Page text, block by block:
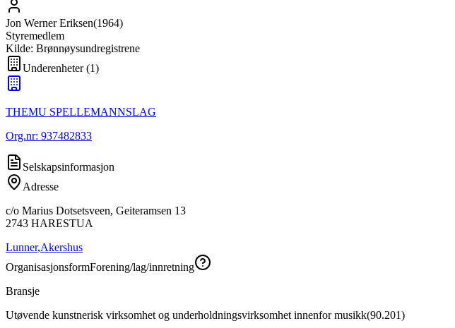
Jon Werner Eriksen(1964)
Styremedlem
Kilde: Brønnøysundregistrene
Underenheter(1)
THEMU SPELLEMANNSLAG
Org.nr: 937482833
Selskapsinformasjon
Adresse
c/o Marius Dotsetsveen, Geiteramsen 13
2743 HARESTUA
Lunner,Akershus
OrganisasjonsformForening/lag/innretning
Bransje
Utøvende kunstnerisk virksomhet og underholdningsvirksomhet innenfor musikk(90.201)